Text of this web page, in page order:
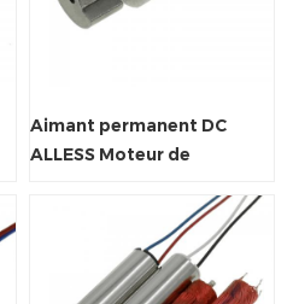
Aimant permanent DC
ALLESS Moteur de